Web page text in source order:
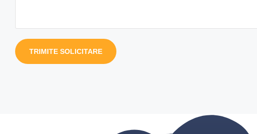
TRIMITE SOLICITARE